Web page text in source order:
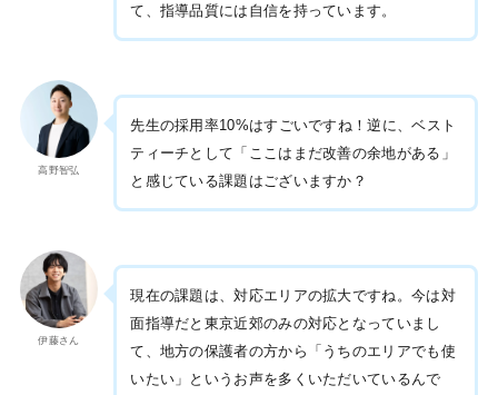
て、指導品質には自信を持っています。
高野智弘
先生の採用率10%はすごいですね！逆に、ベスト
ティーチとして「ここはまだ改善の余地がある」
と感じている課題はございますか？
伊藤さん
現在の課題は、対応エリアの拡大ですね。今は対
面指導だと東京近郊のみの対応となっていまし
て、地方の保護者の方から「うちのエリアでも使
いたい」というお声を多くいただいているんで